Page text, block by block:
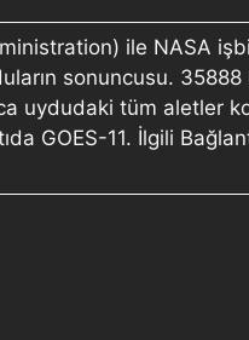
ile NASA
sonuncusu.
uydudaki tüm aletler
GOES-11. İlgili